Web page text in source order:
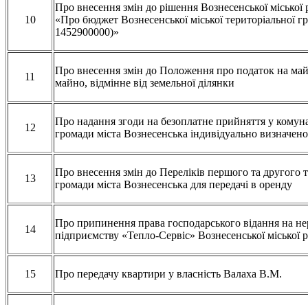
10
Про внесення змін до рішення Вознесенської
«Про бюджет Вознесенської міської територіальної
1452900000)»
11
Про внесення змін до Положення про податок на
майно, відмінне від земельної ділянки
12
Про надання згоди на безоплатне прийняття у
громади міста Вознесенська індивідуально
13
Про внесення змін до Переліків першого та другого
громади міста Вознесенська для передачі в оренду
14
Про припинення права господарського відання на
підприємству «Тепло-Сервіс» Вознесенської міської
15 Про передачу квартири у власність Валаха В.М.